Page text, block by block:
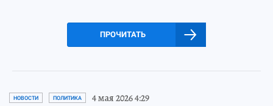
ПРОЧИТАТЬ
НОВОСТИ ПОЛИТИКА 4 мая 2026 4:29